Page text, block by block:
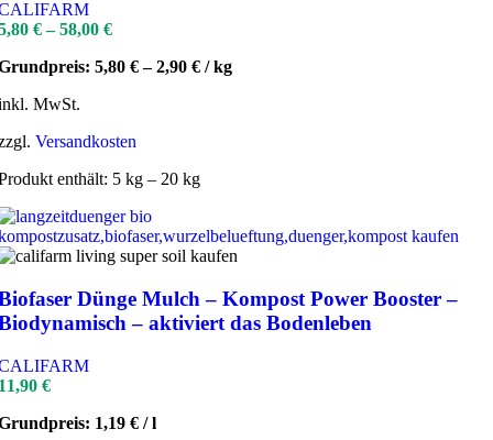
€–58,00 €
5,80 €–2,90 € /kg
MwSt.
Versandkosten
enthält: 5 kg – 20 kg
Dünge Mulch – Kompost Power Booster –
– aktiviert das Bodenleben
€
1,19 € /l